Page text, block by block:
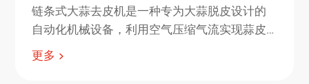
链条式大蒜去皮机是一种专为大蒜脱皮设计的
自动化机械设备，利用空气压缩气流实现蒜皮
与蒜瓣分离
更多